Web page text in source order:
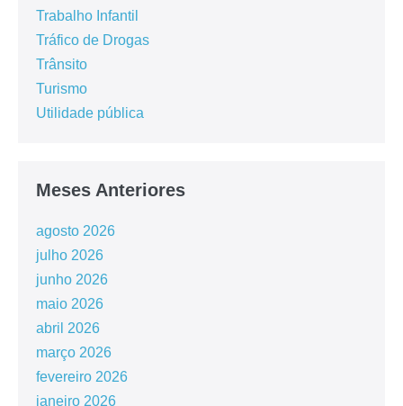
Trabalho Infantil
Tráfico de Drogas
Trânsito
Turismo
Utilidade pública
Meses Anteriores
agosto 2026
julho 2026
junho 2026
maio 2026
abril 2026
março 2026
fevereiro 2026
janeiro 2026